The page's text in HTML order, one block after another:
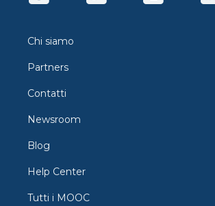
Chi siamo
Partners
Contatti
Newsroom
Blog
Help Center
Tutti i MOOC